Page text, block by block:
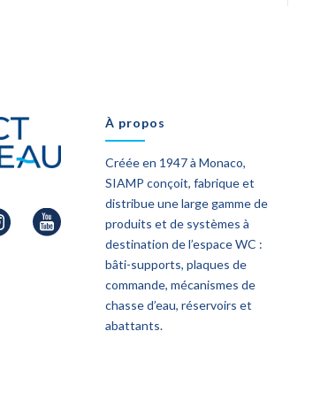
À propos
Créée en 1947 à Monaco,
SIAMP conçoit, fabrique et
distribue une large gamme de
produits et de systèmes à
destination de l’espace WC :
bâti-supports, plaques de
commande, mécanismes de
chasse d’eau, réservoirs et
abattants.